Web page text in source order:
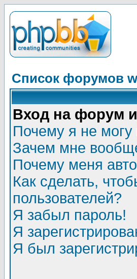
Список форумов
Вход на форум
Почему я не могу
Зачем мне
Почему меня
Как сделать,
пользователей?
Я забыл пароль!
Я
Я был